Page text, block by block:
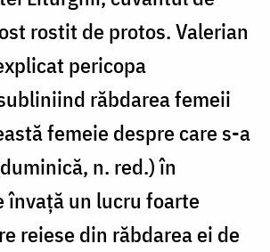
rostit de protos. Valerian
pericopa
răbdarea femeii
femeie despre care s-a
n. red.) în
învaţă un lucru foarte
reiese din răbdarea ei de